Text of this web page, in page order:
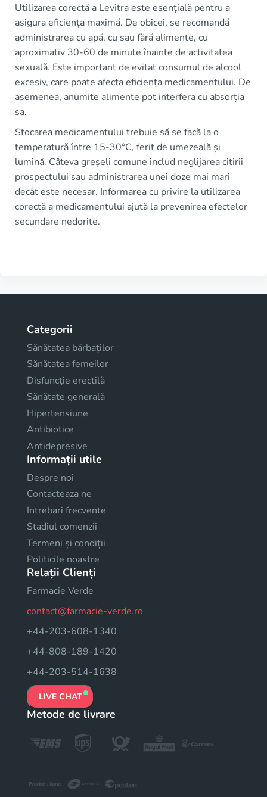
Utilizarea corectă a Levitra este esențială pentru a
asigura eficiența maximă. De obicei, se recomandă
administrarea cu apă, cu sau fără alimente, cu
aproximativ 30-60 de minute înainte de activitatea
sexuală. Este important de evitat consumul de alcool
excesiv, care poate afecta eficiența medicamentului. De
asemenea, anumite alimente pot interfera cu absorția
sa.
Stocarea medicamentului trebuie să se facă la o
temperatură între 15-30°C, ferit de umezeală și
lumină. Câteva greșeli comune includ neglijarea citirii
prospectului sau administrarea unei doze mai mari
decât este necesar. Informarea cu privire la utilizarea
corectă a medicamentului ajută la prevenirea efectelor
secundare nedorite.
Categorii
Sănătatea bărbaților
Sănătatea femeilor
Disfuncţie erectilă
Sănătate generală
Hipertensiune
Antibiotice
Antidepresive
Informații utile
Despre noi
Contacteaza ne
Intrebari frecvente
Stadiul comenzii
Termeni și condiții
Politicile noastre
Relații Clienți
Farmacie Verde
contact@farmacie-verde.ro
+44-203-608-1340
+44-808-189-1420
+44-203-514-1638
LIVE CHAT
Metode de livrare